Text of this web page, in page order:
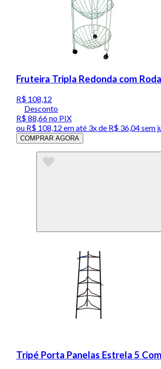
Fruteira Tripla Redonda com
R$ 108,12
Desconto
R$ 88,66no PIX
ou R$ 108,12 em até 3x de R$ 36,04 sem
COMPRAR AGORA
Tripé Porta Panelas Estrela 5